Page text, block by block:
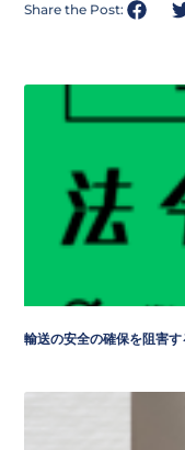
Share the Post:
輸送の安全の確保を阻害